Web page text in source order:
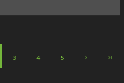
3 4 5